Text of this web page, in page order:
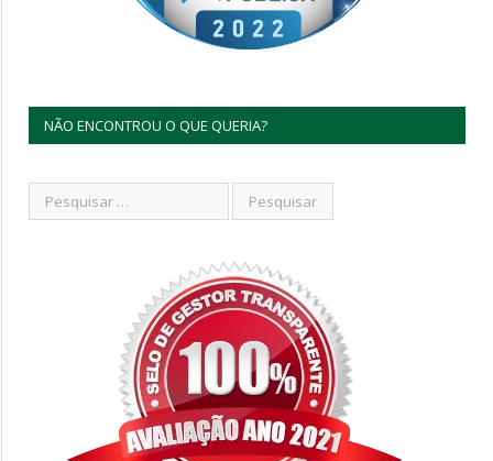
NÃO ENCONTROU O QUE QUERIA?